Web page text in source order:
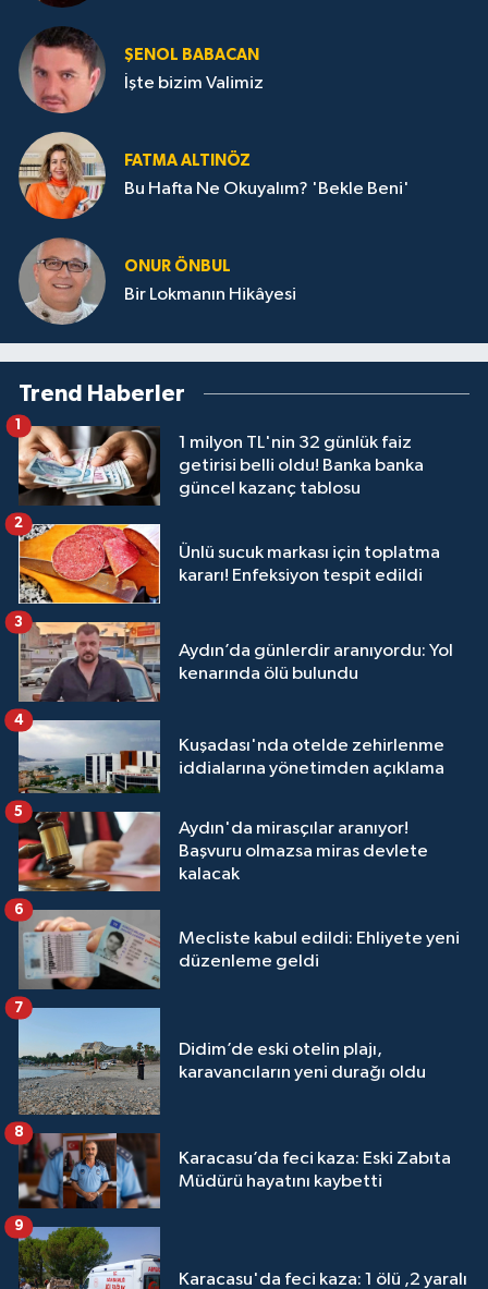
ŞENOL BABACAN
İşte bizim Valimiz
FATMA ALTINÖZ
Bu Hafta Ne Okuyalım? 'Bekle Beni'
ONUR ÖNBUL
Bir Lokmanın Hikâyesi
Trend Haberler
1 milyon TL'nin 32 günlük faiz
getirisi belli oldu! Banka banka
güncel kazanç tablosu
1
Ünlü sucuk markası için toplatma
kararı! Enfeksiyon tespit edildi
2
Aydın’da günlerdir aranıyordu: Yol
kenarında ölü bulundu
3
Kuşadası'nda otelde zehirlenme
iddialarına yönetimden açıklama
4
Aydın'da mirasçılar aranıyor!
Başvuru olmazsa miras devlete
kalacak
5
Mecliste kabul edildi: Ehliyete yeni
düzenleme geldi
6
Didim’de eski otelin plajı,
karavancıların yeni durağı oldu
7
Karacasu’da feci kaza: Eski Zabıta
Müdürü hayatını kaybetti
8
Karacasu'da feci kaza: 1 ölü ,2 yaralı
9